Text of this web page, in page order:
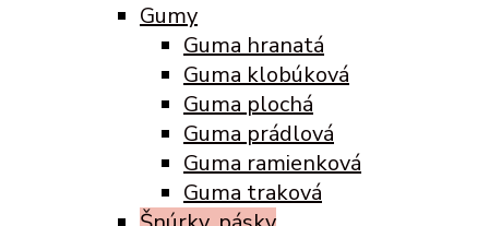
Gumy
Guma hranatá
Guma klobúková
Guma plochá
Guma prádlová
Guma ramienková
Guma traková